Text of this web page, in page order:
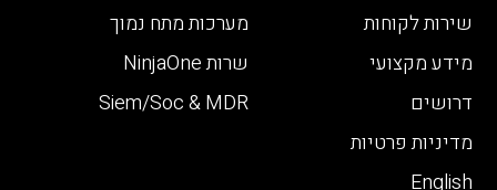
שירות לקוחות
מידע מקצועי
דרושים
מדיניות פרטיות
English
מערכות מתח נמוך
שרות NinjaOne
Siem/Soc & MDR